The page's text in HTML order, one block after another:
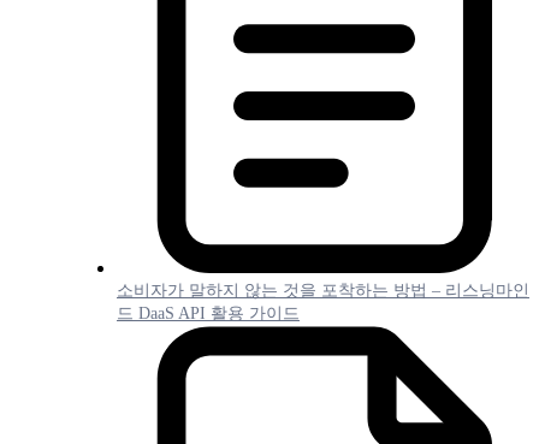
소비자가 말하지 않는 것을 포착하는 방법 – 리스닝마인
드 DaaS API 활용 가이드